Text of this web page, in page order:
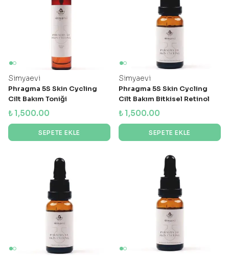
Simyaevi
Phragma 5S Skin Cycling
Cilt Bakım Toniği
₺ 1,500.00
SEPETE EKLE
Simyaevi
Phragma 5S Skin Cycling
Cilt Bakım Bitkisel Retinol
Serumu
₺ 1,500.00
SEPETE EKLE